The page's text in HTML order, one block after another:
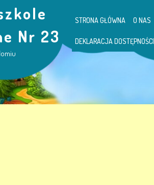
Nr 23
STRONA GŁÓWNA O NAS
DEKLARACJA DOSTĘPNOŚCI